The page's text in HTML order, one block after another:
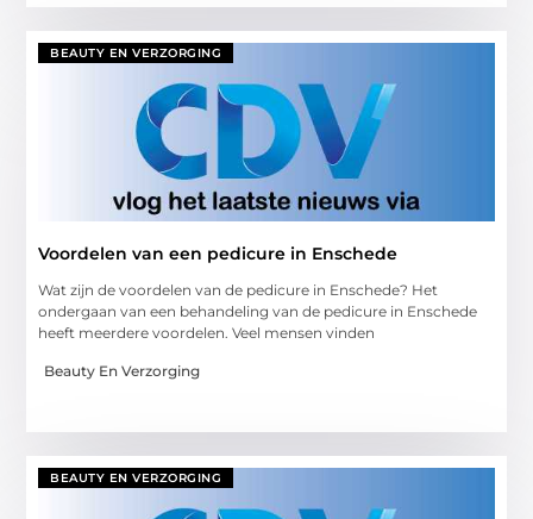
BEAUTY EN VERZORGING
Voordelen van een pedicure in Enschede
Wat zijn de voordelen van de pedicure in Enschede? Het
ondergaan van een behandeling van de pedicure in Enschede
heeft meerdere voordelen. Veel mensen vinden
Beauty En Verzorging
BEAUTY EN VERZORGING